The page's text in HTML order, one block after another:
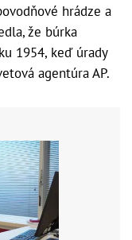
hrádze a
že búrka
1954, keď úrady
agentúra AP.